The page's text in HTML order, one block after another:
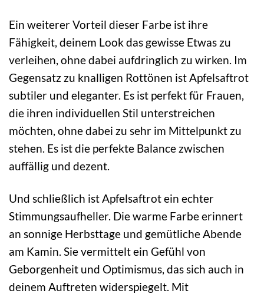
Ein weiterer Vorteil dieser Farbe ist ihre
Fähigkeit, deinem Look das gewisse Etwas zu
verleihen, ohne dabei aufdringlich zu wirken. Im
Gegensatz zu knalligen Rottönen ist Apfelsaftrot
subtiler und eleganter. Es ist perfekt für Frauen,
die ihren individuellen Stil unterstreichen
möchten, ohne dabei zu sehr im Mittelpunkt zu
stehen. Es ist die perfekte Balance zwischen
auffällig und dezent.
Und schließlich ist Apfelsaftrot ein echter
Stimmungsaufheller. Die warme Farbe erinnert
an sonnige Herbsttage und gemütliche Abende
am Kamin. Sie vermittelt ein Gefühl von
Geborgenheit und Optimismus, das sich auch in
deinem Auftreten widerspiegelt. Mit